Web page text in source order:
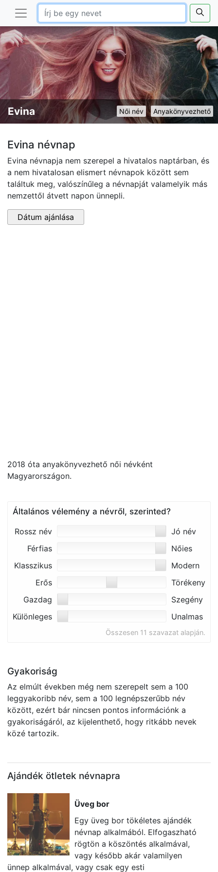
Anyakönyvezhető
Női név
Evina
Evina névnap
Evina névnapja nem szerepel a hivatalos naptárban, és
a nem hivatalosan elismert névnapok között sem
találtuk meg, valószínűleg a névnapját valamelyik más
nemzettől átvett napon ünnepli.
Dátum ajánlása
2018 óta anyakönyvezhető női névként
Magyarországon.
Általános vélemény a névről, szerinted?
Rossz név
Jó név
Férfias
Nőies
Klasszikus
Modern
Erős
Törékeny
Gazdag
Szegény
Különleges
Unalmas
Összesen 11 szavazat alapján.
Gyakoriság
Az elmúlt években még nem szerepelt sem a 100
leggyakoribb név, sem a 100 legnépszerűbb név
között, ezért bár nincsen pontos információnk a
gyakoriságáról, az kijelenthető, hogy ritkább nevek
közé tartozik.
Ajándék ötletek névnapra
Üveg bor
Egy üveg bor tökéletes ajándék
névnap alkalmából. Elfogaszható
rögtön a köszöntés alkalmával,
vagy később akár valamilyen
ünnep alkalmával, vagy csak egy esti